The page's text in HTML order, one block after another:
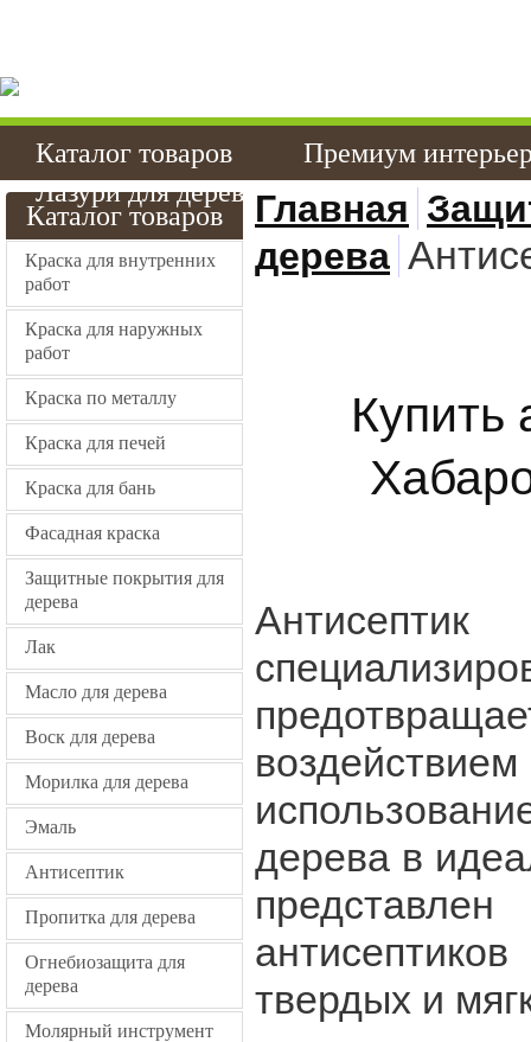
Каталог товаров
Премиум
Лазури для дерева
Стойкие эмали
Каталог товаров
Краска для внутренних
работ
Краска для наружных
работ
Краска по металлу
Краска для печей
Краска для бань
Фасадная краска
Защитные покрытия для
дерева
Лак
Масло для дерева
Воск для дерева
Морилка для дерева
Эмаль
Антисептик
Пропитка для дерева
Огнебиозащита для
дерева
Молярный инструмент
Главная
дерева
Купить
дерева в
твердых и